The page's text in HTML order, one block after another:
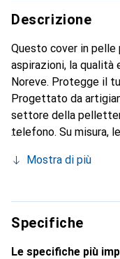
Descrizione
Questo cover in
aspirazioni, la
Noreve. Protegge il
Progettato da
settore della
telefono. Su misura,
integrale per il tuo
Noreve è una scelta
Mostra di più
Specifiche
Le specifiche più